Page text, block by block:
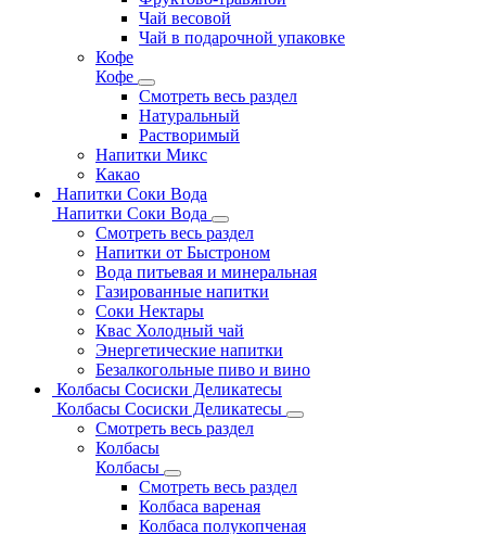
Чай весовой
Чай в подарочной упаковке
Кофе
Кофе
Смотреть весь раздел
Натуральный
Растворимый
Напитки Микс
Какао
Напитки Соки Вода
Напитки Соки Вода
Смотреть весь раздел
Напитки от Быстроном
Вода питьевая и минеральная
Газированные напитки
Соки Нектары
Квас Холодный чай
Энергетические напитки
Безалкогольные пиво и вино
Колбасы Сосиски Деликатесы
Колбасы Сосиски Деликатесы
Смотреть весь раздел
Колбасы
Колбасы
Смотреть весь раздел
Колбаса вареная
Колбаса полукопченая